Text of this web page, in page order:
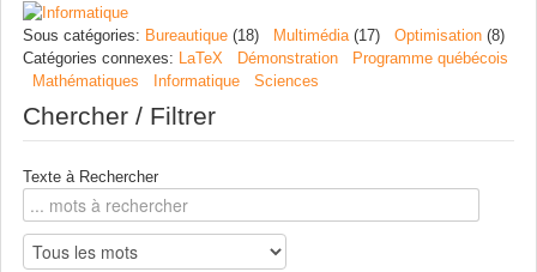
Sous catégories: Bureautique (18) Multimédia(17) Optimisation (8)
Catégories connexes: LaTeX Démonstration
Programme québécois
Mathématiques
Informatique Sciences
Chercher / Filtrer
Texte à Rechercher